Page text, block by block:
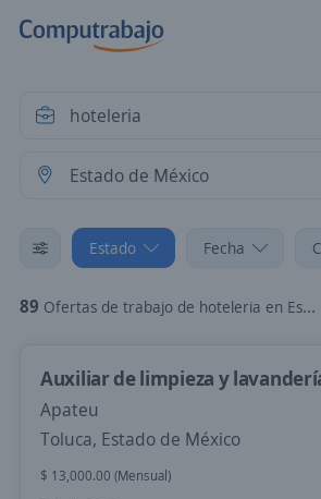
Estado Fecha
89 Ofertas de trabajo de hoteleria en Estado de México
Auxiliar de limpieza y
Apateu
Toluca, Estado de México
$ 13,000.00 (Mensual)